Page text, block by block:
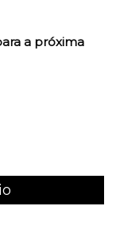
a próxima